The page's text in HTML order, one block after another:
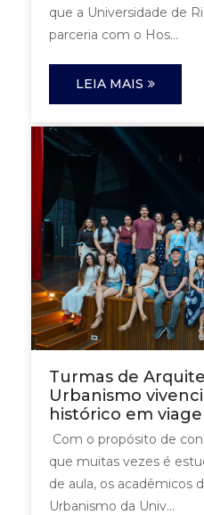
que a Universidade de
parceria com o Hos...
LEIA MAIS
Turmas de
Urbanismo
histórico em
Com o propósito de
que muitas vezes é
de aula, os acadêmicos
Urbanismo da Univ...